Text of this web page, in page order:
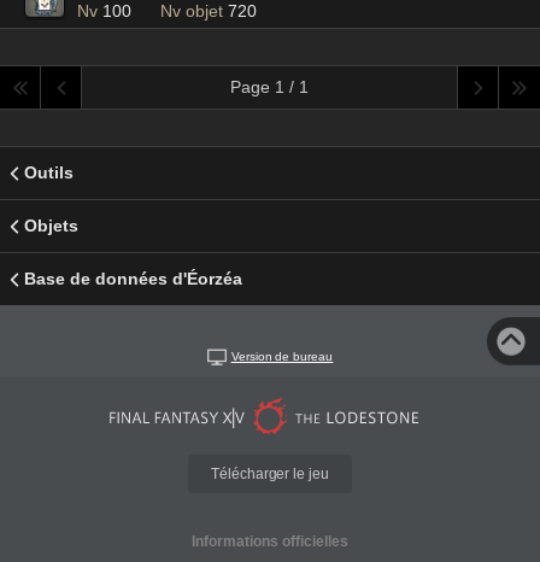
Nv 100 Nv objet 720
Page 1 / 1
Outils
Objets
Base de données d'Éorzéa
Version de bureau
Télécharger le jeu
Informations officielles